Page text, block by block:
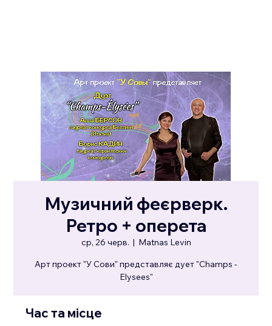
Музичний феєрверк.
Ретро + оперета
ср, 26 черв.
  |
Matnas Levin
Арт проект "У Сови" представляє дует "Champs -
Elysees"
Час та місце